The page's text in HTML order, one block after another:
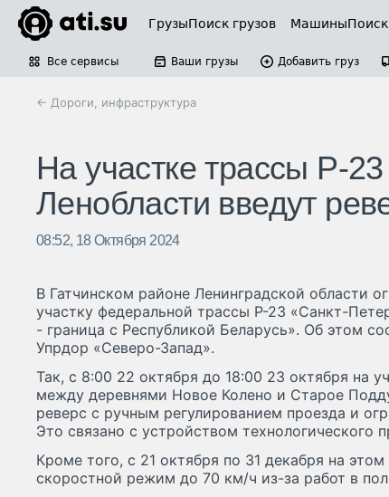
ГрузыПоиск грузов Машины
Все сервисы Ваши грузы Добавить груз
← Дороги, инфраструктура
На участке трассы Р-
Ленобласти введут
08:52, 18 Октября 2024
В Гатчинском районе Ленинградской области
участку федеральной трассы Р-23 «Санкт-
- граница с Республикой Беларусь». Об этом
Упрдор «Северо-Запад».
Так, с 8:00 22 октября до 18:00 23 октября на
между деревнями Новое Колено и Старое
реверс с ручным регулированием проезда и
Это связано с устройством технологического
Кроме того, с 21 октября по 31 декабря на
скоростной режим до 70 км/ч из-за работ в